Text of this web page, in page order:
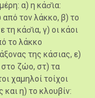
α) η κάσ̆ια:
τον λάκκο, β) το
κάσ̆ια, γ) οι κάοι
το λάκκο
της κάσιας, ε)
στο ζώο, στ) τα
χαμηλοί τοίχοι
η) το κλουβίν: